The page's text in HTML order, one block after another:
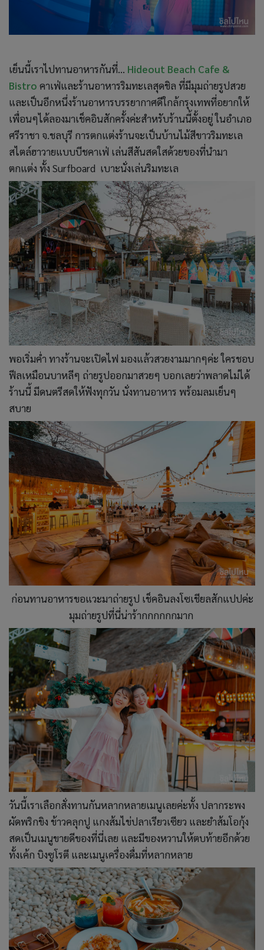
เย็นนี้เราไปทานอาหารกันที่... Hideout Beach Cafe &
Bistro คาเฟ่และร้านอาหารริมทะเลสุดชิล ที่มีมุมถ่ายรูปสวย
และเป็นอีกหนึ่งร้านอาหารบรรยากาศดีใกล้กรุงเทพที่อยากให้
เพื่อนๆได้ลองมาเช็คอินสักครั้งค่ะสำหรับร้านนี้ตั้งอยู่ ในอำเภอ
ศรีราชา จ.ชลบุรี การตกแต่งร้านจะเป็นบ้านไม้สีขาวริมทะเล
สไตล์ฮาวายแบบบีชคาเฟ่ เล่นสีสันสดใสด้วยของที่นำมา
ตกแต่ง ทั้ง Surfboard เบาะนั่งเล่นริมทะเล
พอเริ่มค่ำ ทางร้านจะเปิดไฟ มองแล้วสวยงามมากๆค่ะ ใครชอบ
ฟีลเหมือนบาหลีๆ ถ่ายรูปออกมาสวยๆ บอกเลยว่าพลาดไม่ได้
ร้านนี้ มีดนตรีสดให้ฟังทุกวัน นั่งทานอาหาร พร้อมลมเย็นๆ
สบาย
ก่อนทานอาหารขอแวะมาถ่ายรูป เช็คอินลงโซเชียลสักแปปค่ะ
มุมถ่ายรูปที่นี่น่าร้ากกกกกกมาก
วันนี้เราเลือกสั่งทานกันหลากหลายเมนูเลยค่ะทั้ง ปลากระพง
ผัดพริกขิง ข้าวคลุกปู แกงส้มไข่ปลาเรียวเซียว และยำส้มโอกุ้ง
สดเป็นเมนูขายดีของที่นี่เลย และมีของหวานให้ตบท้ายอีกด้วย
ทั้งเค้ก บิงซูโรตี และเมนูเครื่องดื่มที่หลากหลาย